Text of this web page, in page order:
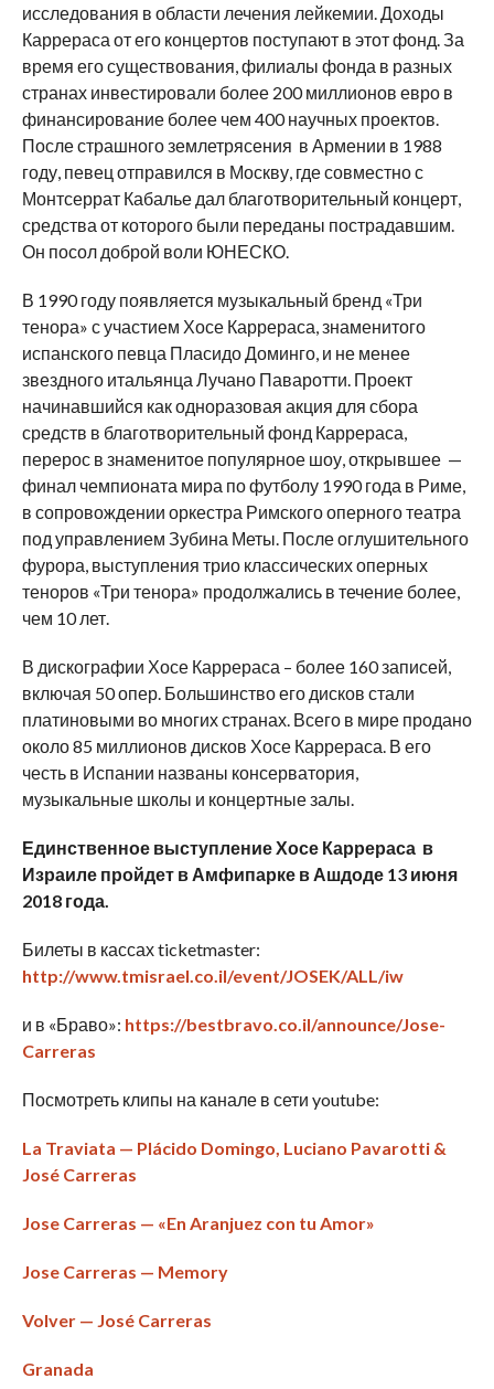
исследования в области лечения лейкемии. Доходы
Каррераса от его концертов поступают в этот фонд. За
время его существования, филиалы фонда в разных
странах инвестировали более 200 миллионов евро в
финансирование более чем 400 научных проектов.
После страшного землетрясения в Армении в 1988
году, певец отправился в Москву, где совместно с
Монтсеррат Кабалье дал благотворительный концерт,
средства от которого были переданы пострадавшим.
Он посол доброй воли ЮНЕСКО.
В 1990 году появляется музыкальный бренд «Три
тенора» с участием Хосе Каррераса, знаменитого
испанского певца Пласидо Доминго, и не менее
звездного итальянца Лучано Паваротти. Проект
начинавшийся как одноразовая акция для сбора
средств в благотворительный фонд Каррераса,
перерос в знаменитое популярное шоу, открывшее —
финал чемпионата мира по футболу 1990 года в Риме,
в сопровождении оркестра Римского оперного театра
под управлением Зубина Меты. После оглушительного
фурора, выступления трио классических оперных
теноров «Три тенора» продолжались в течение более,
чем 10 лет.
В дискографии Хосе Каррераса – более 160 записей,
включая 50 опер. Большинство его дисков стали
платиновыми во многих странах. Всего в мире продано
около 85 миллионов дисков Хосе Каррераса. В его
честь в Испании названы консерватория,
музыкальные школы и концертные залы.
Единственное выступление Хосе Каррераса в
Израиле пройдет в Амфипарке в Ашдоде13 июня
2018 года.
Билеты в кассах ticketmaster:
http://www.tmisrael.co.il/event/JOSEK/ALL/iw
и в «Браво»: https://bestbravo.co.il/announce/Jose-
Carreras
Посмотреть клипы на канале в сети youtube:
La Traviata — Plácido Domingo, Luciano Pavarotti &
José Carreras
Jose Carreras — «En Aranjuez con tu Amor»
Jose Carreras — Memory
Volver — José Carreras
Granada